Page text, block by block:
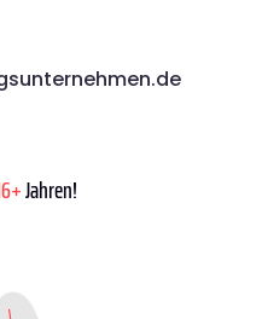
Jahren!